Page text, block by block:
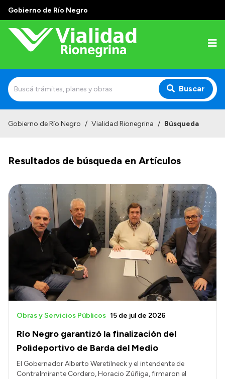
Gobierno de Río Negro
Buscar
Funciones
Autoridades
Delegaciones
Normativa
Historia Vial
Recibos de sueldo
Correo oficial
Gobierno de Río Negro / Vialidad Rionegrina / Búsqueda
Resultados de búsqueda en Artículos
Río Negro garantizó la finalización del
Polideportivo de Barda del Medio
Obras y Servicios Públicos 15 de jul de 2026
El Gobernador Alberto Weretilneck y el intendente de
Contralmirante Cordero, Horacio Zúñiga, firmaron el